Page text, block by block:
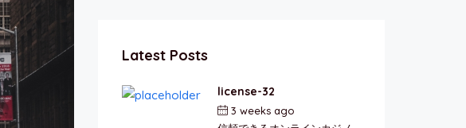
Latest Posts
license-32
3 weeks ago